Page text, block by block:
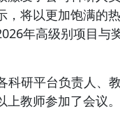
，将以更加饱满的
年高级别项目与
科研平台负责人、
教师参加了会议。